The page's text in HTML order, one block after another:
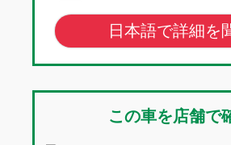
日本語で詳細を
この車を店舗で